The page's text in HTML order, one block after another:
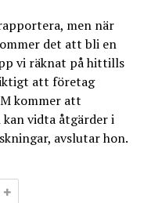
men när
det att bli en
vi räknat på hittills
att företag
kommer att
vidta åtgärder i
avslutar hon.
+